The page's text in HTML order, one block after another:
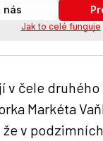
nás
Jak to celé funguje
v čele
Markéta
že v